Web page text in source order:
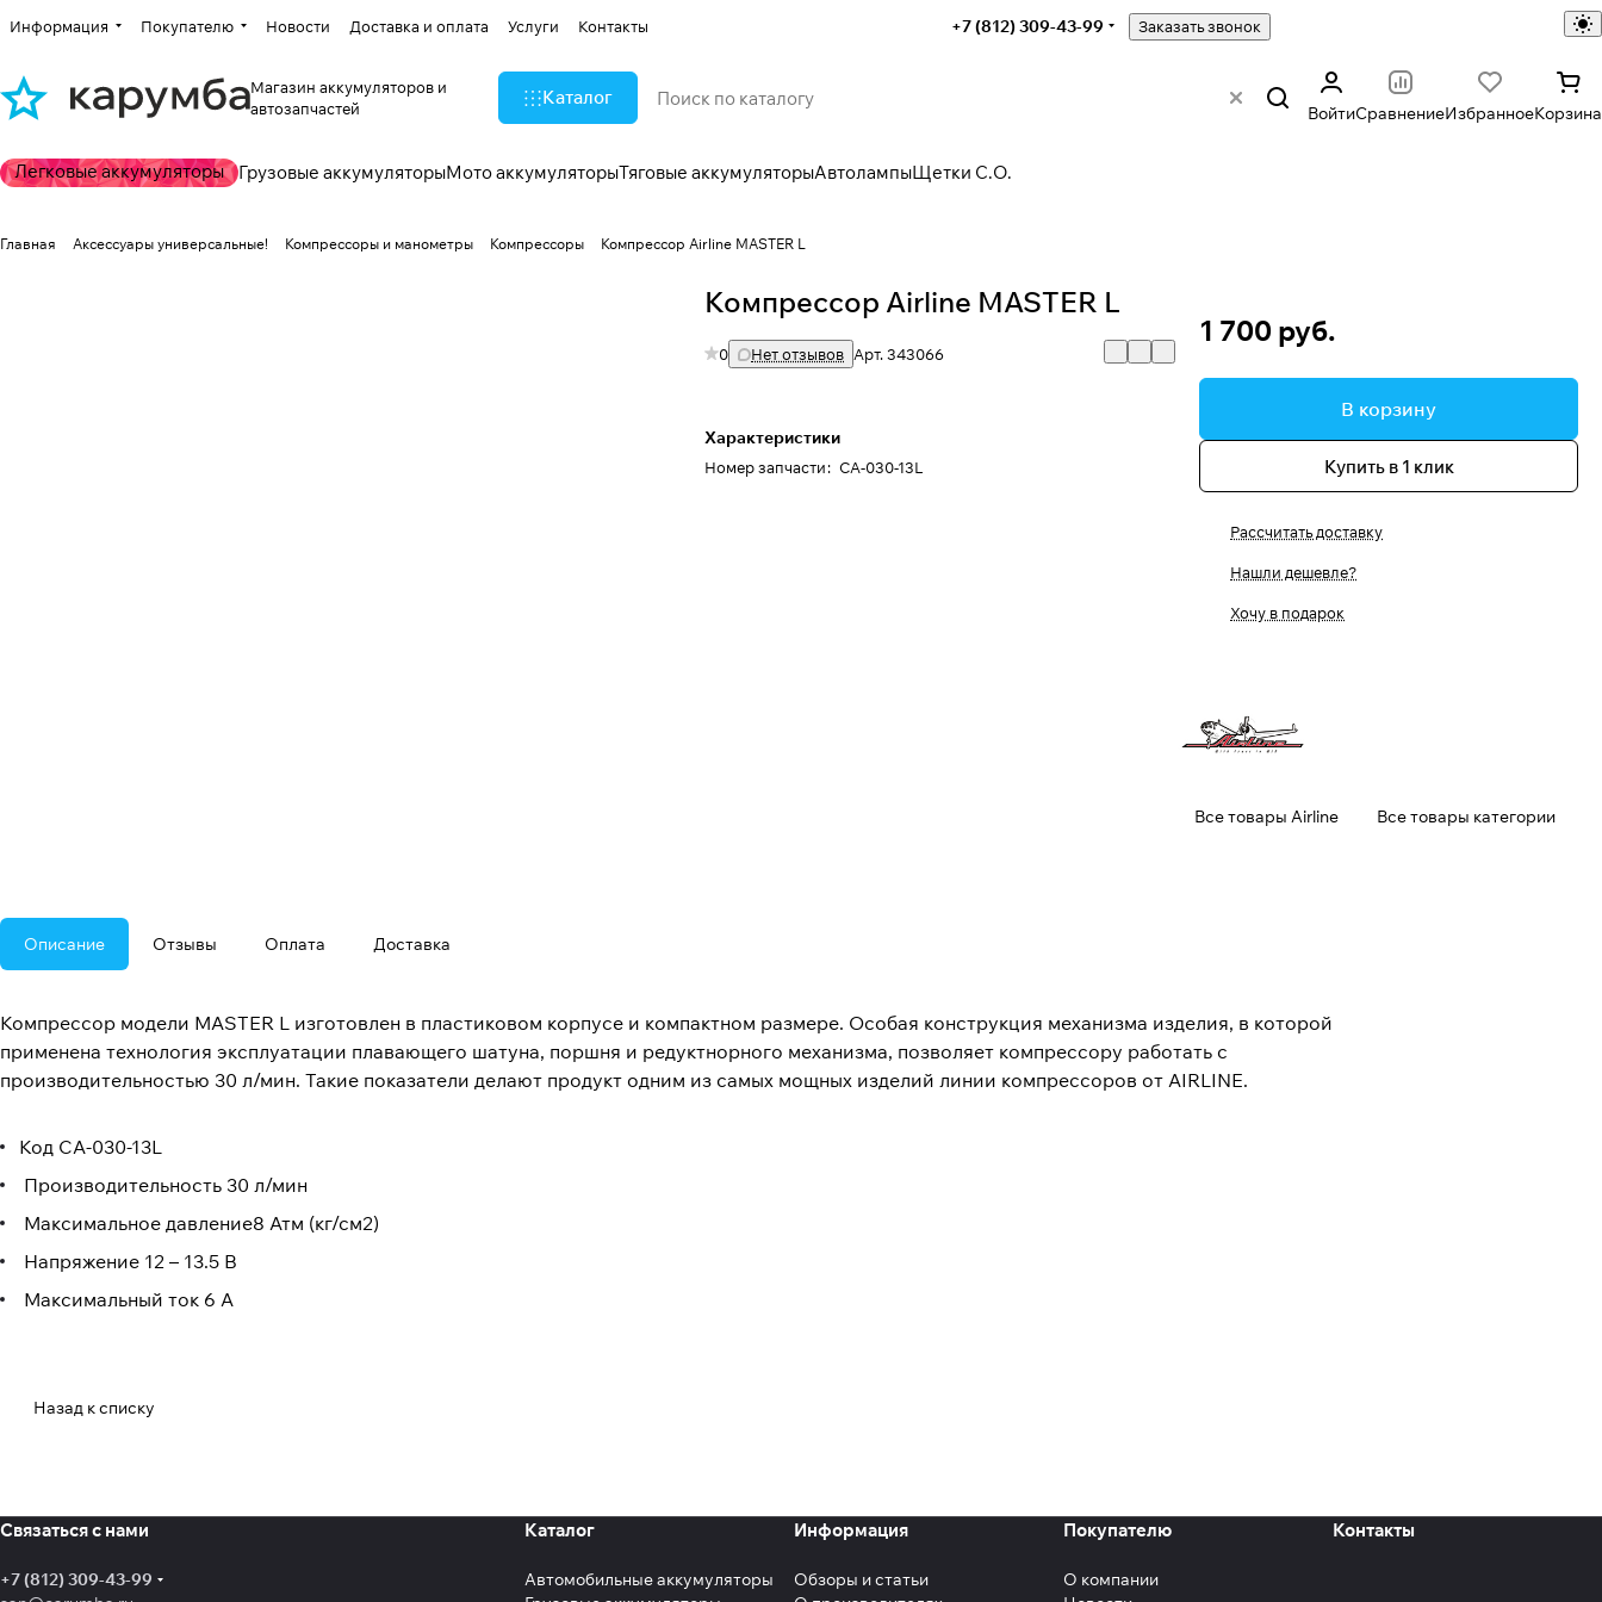
Информация Покупателю Новости Доставка и оплата Услуги Контакты +7 (812) 309-43-99 Заказать звонок
Магазин аккумуляторов и
автозапчастей
Каталог
ВойтиСравнениеИзбранноеКорзина
Легковые аккумуляторы Грузовые аккумуляторыМото аккумуляторыТяговые аккумуляторыАвтолампыЩетки С.О.
Главная Аксессуары универсальные! Компрессоры и манометры Компрессоры Компрессор Airline MASTER L
Компрессор Airline MASTER L
0 Нет отзывов Арт.343066
Характеристики
Номер запчасти: CA-030-13L
1 700 руб.
В корзину
Купить в 1 клик
Рассчитать доставку
Нашли дешевле?
Хочу в подарок
Все товары Airline Все товары категории
Описание Отзывы Оплата Доставка
Компрессор модели MASTER L изготовлен в пластиковом корпусе и компактном размере. Особая конструкция механизма изделия, в которой
применена технология эксплуатации плавающего шатуна, поршня и редуктнорного механизма, позволяет компрессору работать с
производительностью 30 л/мин. Такие показатели делают продукт одним из самых мощных изделий линии компрессоров от AIRLINE.
Код CA-030-13L
Производительность 30 л/мин
Максимальное давление8 Атм (кг/см2)
Напряжение 12 – 13.5 В
Максимальный ток 6 А
Назад к списку
Связаться с нами
+7 (812) 309-43-99
Каталог
Автомобильные аккумуляторы
Информация
Обзоры и статьи
Покупателю
О компании
Контакты